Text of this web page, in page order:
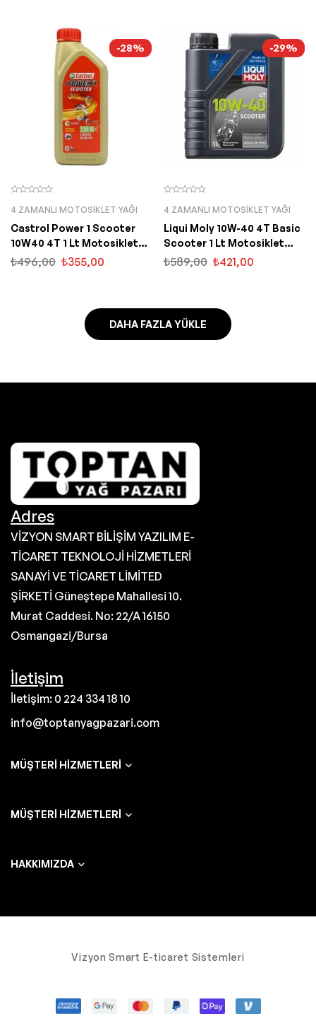
-28%
4 ZAMANLI MOTOSIKLET YAĞI
Castrol Power 1 Scooter
10W40 4T 1 Lt Motosiklet
Yağı
₺496,00 ₺355,00
-29%
4 ZAMANLI MOTOSIKLET YAĞI
Liqui Moly 10W-40 4T Basic
Scooter 1 Lt Motosiklet
Yağı (1618)
₺589,00 ₺421,00
DAHA FAZLA YÜKLE
Adres
VİZYON SMART BİLİŞİM YAZILIM E-
TİCARET TEKNOLOJİ HİZMETLERİ
SANAYİ VE TİCARET LİMİTED
ŞİRKETİ Güneştepe Mahallesi 10.
Murat Caddesi. No: 22/A 16150
Osmangazi/Bursa
İletişim
İletişim: 0 224 334 18 10
info@toptanyagpazari.com
MÜŞTERI HIZMETLERI
MÜŞTERI HIZMETLERI
HAKKIMIZDA
Vizyon Smart E-ticaret Sistemleri